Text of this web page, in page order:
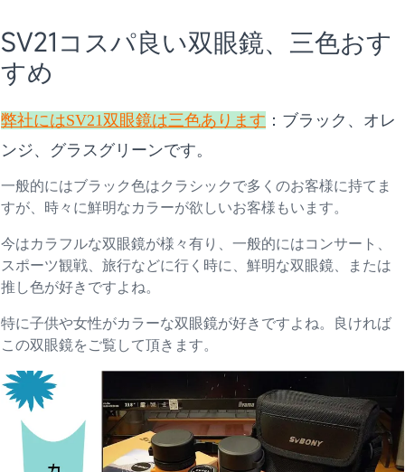
SV21コスパ良い双眼鏡、三色おす
すめ
弊社にはSV21双眼鏡は三色あります ：ブラック、オレ
ンジ、グラスグリーンです。
一般的にはブラック色はクラシックで多くのお客様に持てま
すが、時々に鮮明なカラーが欲しいお客様もいます。
今はカラフルな双眼鏡が様々有り、一般的にはコンサート、
スポーツ観戦、旅行などに行く時に、鮮明な双眼鏡、または
推し色が好きですよね。
特に子供や女性がカラーな双眼鏡が好きですよね。良ければ
この双眼鏡をご覧して頂きます。